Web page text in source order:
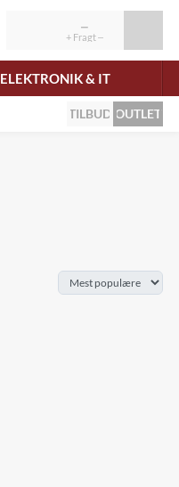
ELEKTRONIK & IT
TILBUD OUTLET